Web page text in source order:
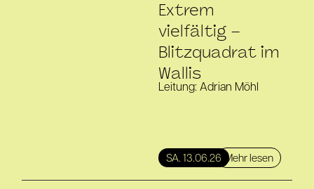
Extrem
vielfältig –
Blitzquadrat im
Wallis
Leitung: Adrian Möhl
Mehr lesen
SA. 13.06.26